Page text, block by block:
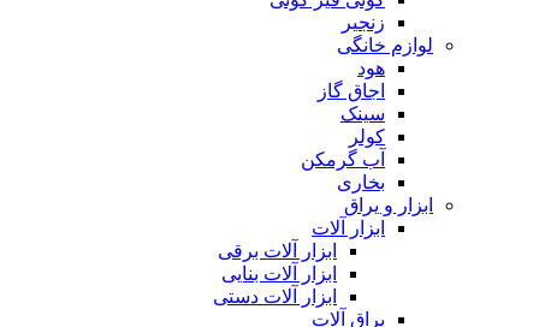
زنجیر
لوازم خانگی
هود
اجاق گاز
سینک
کولر
آب گرمکن
بخاری
ابزار و یراق
ابزار آلات
ابزار آلات برقی
ابزار آلات بنایی
ابزار آلات دستی
یراق آلات